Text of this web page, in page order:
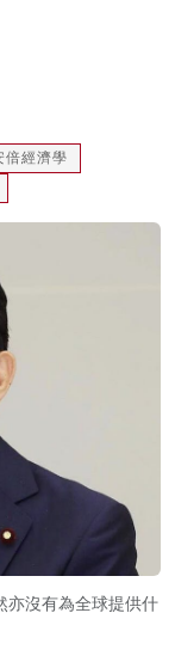
倍經濟學
亦沒有為全球提供什